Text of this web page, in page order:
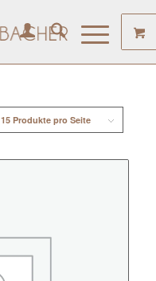
15 Produkte pro Seite